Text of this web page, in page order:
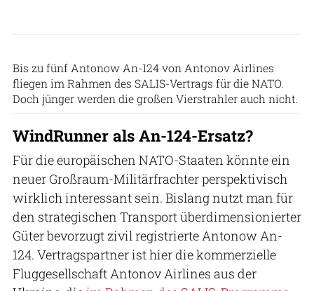
Bis zu fünf Antonow An-124 von Antonov Airlines
fliegen im Rahmen des SALIS-Vertrags für die NATO.
Doch jünger werden die großen Vierstrahler auch nicht.
WindRunner als An-124-Ersatz?
Für die europäischen NATO-Staaten könnte ein
neuer Großraum-Militärfrachter perspektivisch
wirklich interessant sein. Bislang nutzt man für
den strategischen Transport überdimensionierter
Güter bevorzugt zivil registrierte Antonow An-
124. Vertragspartner ist hier die kommerzielle
Fluggesellschaft Antonov Airlines aus der